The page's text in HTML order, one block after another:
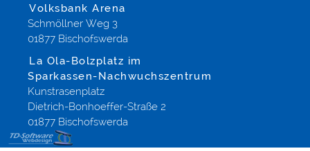
Volksbank Arena
Schmöllner Weg 3
01877 Bischofswerda
La Ola-Bolzplatz im
Sparkassen-Nachwuchszentrum
Kunstrasenplatz
Dietrich-Bonhoeffer-Straße 2
01877 Bischofswerda